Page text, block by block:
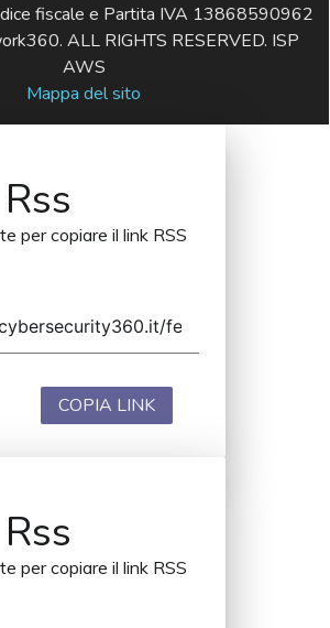
fiscale e Partita IVA 13868590962
ALL RIGHTS RESERVED. ISP
AWS
Mappa del sito
per copiare il link RSS
COPIA LINK
per copiare il link RSS